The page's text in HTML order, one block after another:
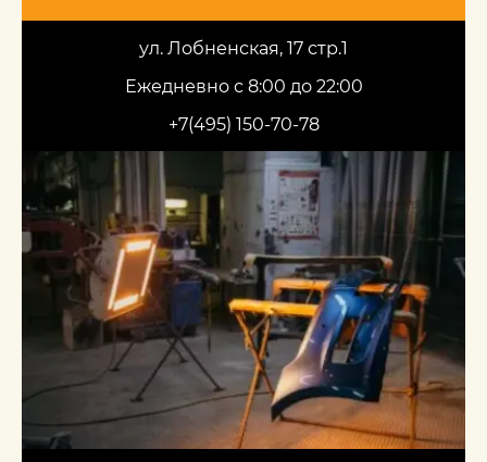
ул. Лобненская, 17 стр.1
Ежедневно с 8:00 до 22:00
+7(495) 150-70-78